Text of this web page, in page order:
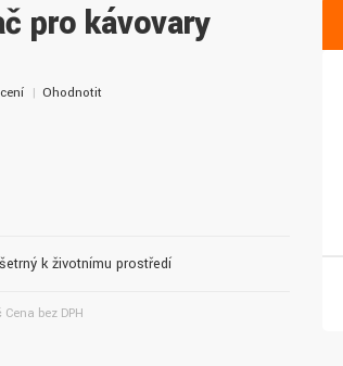
pro kávovary
Ohodnotit
k životnímu prostředí
Cena bez DPH